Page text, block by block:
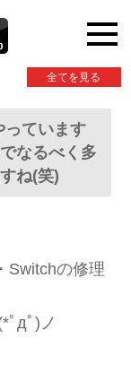
全てを見る
ています
なるべく多
ね(笑)
Switchの修理
ﾟдﾟ)ノ